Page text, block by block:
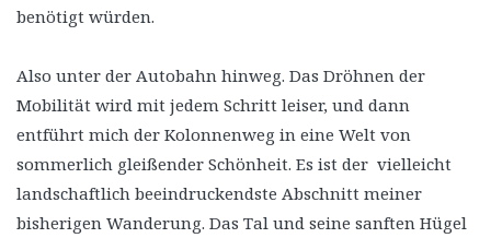
benötigt würden.
Also unter der Autobahn hinweg. Das Dröhnen der
Mobilität wird mit jedem Schritt leiser, und dann
entführt mich der Kolonnenweg in eine Welt von
sommerlich gleißender Schönheit. Es ist der vielleicht
landschaftlich beeindruckendste Abschnitt meiner
bisherigen Wanderung. Das Tal und seine sanften Hügel